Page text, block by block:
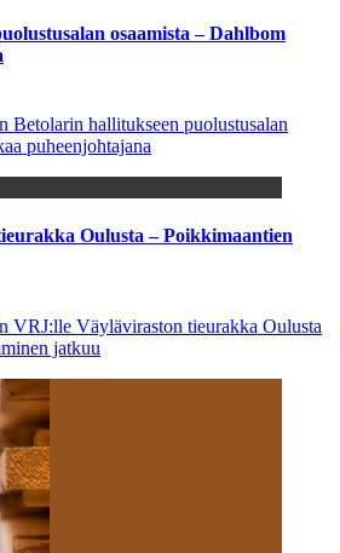
osaamista – Dahlbom
Betolarin hallitukseen puolustusalan
puheenjohtajana
Oulusta – Poikkimaantien
VRJ:lle Väyläviraston tieurakka Oulusta
jatkuu